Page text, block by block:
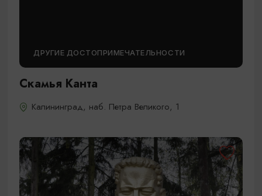
ДРУГИЕ ДОСТОПРИМЕЧАТЕЛЬНОСТИ
Скамья Канта
Калининград, наб. Петра Великого, 1